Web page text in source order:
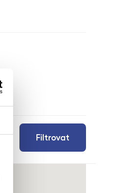
Filtrovat